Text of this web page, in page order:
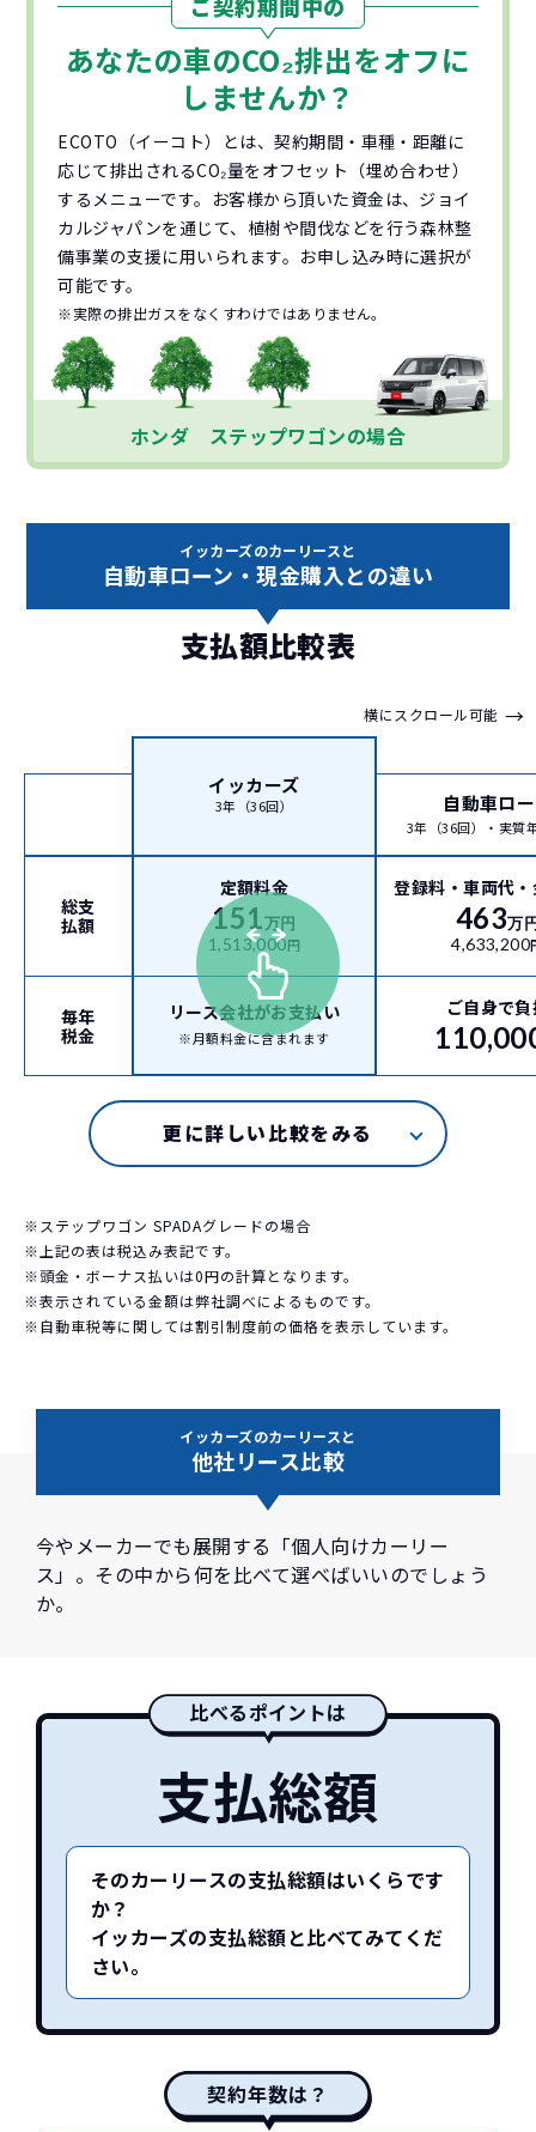
ご契約期間中の
あなたの車のCO₂排出をオフに
しませんか？
ECOTO（イーコト）とは、契約期間・車種・距離に
応じて排出されるCO₂量をオフセット（埋め合わせ）
するメニューです。お客様から頂いた資金は、ジョイ
カルジャパンを通じて、植樹や間伐などを行う森林整
備事業の支援に用いられます。お申し込み時に選択が
可能です。
※実際の排出ガスをなくすわけではありません。
ホンダ ステップワゴンの場合
イッカーズのカーリースと
自動車ローン・現金購入との違い
支払額比較表
横にスクロール可能 →
イッカーズ
3年（36回） 自動車ロ
3年（36回）・実質
総支
払額
定額料金
151万円
1,513,000円
登録料・車両代
463万
4,633,200
毎年
税金
リース会社がお支払い
※月額料金に含まれます
ご自身で
※ステップワゴン SPADAグレードの場合
※上記の表は税込み表記です。
※頭金・ボーナス払いは0円の計算となります。
※表示されている金額は弊社調べによるものです。
※自動車税等に関しては割引制度前の価格を表示しています。
イッカーズのカーリースと
他社リース比較
今やメーカーでも展開する「個人向けカーリー
ス」。その中から何を比べて選べばいいのでしょう
か。
比べるポイントは
支払総額
そのカーリースの支払総額はいくらです
か？
イッカーズの支払総額と比べてみてくだ
さい。
契約年数は？